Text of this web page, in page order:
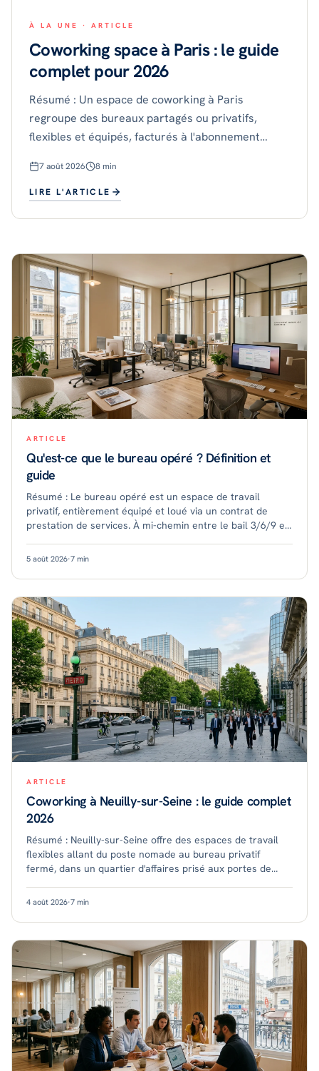
À LA UNE · ARTICLE
Coworking space à Paris : le guide
complet pour 2026
Résumé : Un espace de coworking à Paris
regroupe des bureaux partagés ou privatifs,
flexibles et équipés, facturés à l'abonnement
mature en 2026, av
7 août 2026 8min
LIRE L'ARTICLE
ARTICLE
Qu'est-ce que le bureau opéré ? Définition et
guide
Résumé : Le bureau opéré est un espace de travail
privatif, entièrement équipé et loué via un contrat de
prestation de services. À mi-chemin entre le bail 3/6/9 et
5 août 2026·7 min
ARTICLE
Coworking à Neuilly-sur-Seine : le guide complet
2026
Résumé : Neuilly-sur-Seine offre des espaces de travail
flexibles allant du poste nomade au bureau privatif
fermé, dans un quartier d'affaires prisé aux portes de
4 août 2026·7 min